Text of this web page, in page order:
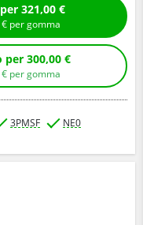
Compra con montaggio per 321,00 €
€ per gomma
Compra senza montaggio per 300,00 €
€ per gomma
3PMSF NE0